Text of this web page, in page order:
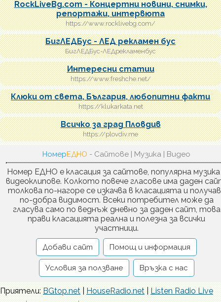
RockLiveBg.com - Концертни новини, снимки,
репортажи, интервюта
https://www.rocklivebg.com/
БигЛЕДБус - ЛЕД рекламен бус
БигЛЕДБус-ЛЕДрекламенбус
Интересни статии
https://www.freshche.net/
Клюки от света, България, любопитни факти
https://klukarkata.net
Всичко за град Пловдив
https://plovdiv.me
НомерЕДНО - Сайтове | Музика | Видео
Номер ЕДНО е класация за сайтове, популярна музика
видеоклипове. Колкото повече гласове има даден
толкова по-нагоре се изкачва в класацията и
по-добра видимост. Всеки потребител може да
гласува само по веднъж дневно за даден сайт, това
прави класацията реална и полезна за всички
участници.
Добави сайт Помощ и информация
Условия за ползване Връзка с нас
Приятели:BGtop.net|HouseRadio.net|Listen Radio Live